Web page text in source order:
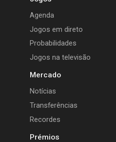
Agenda
Jogos em direto
Probabilidades
Jogos na televisão
Mercado
Notícias
Transferências
Recordes
Prémios